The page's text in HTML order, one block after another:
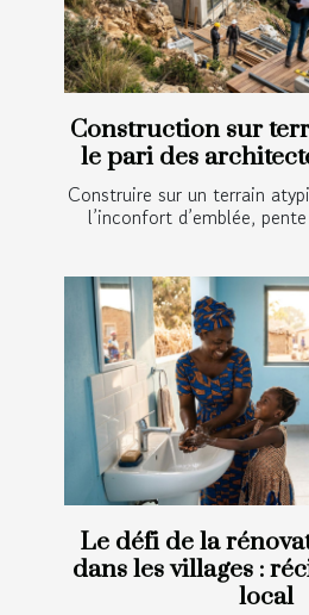
Construction sur
le pari des
Construire sur un terrain
l’inconfort d’emblée,
Le défi de la
dans les villages :
local